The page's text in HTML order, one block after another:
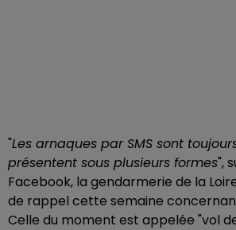
"Les arnaques par SMS sont
présentent sous plusieurs formes",
Facebook, la gendarmerie de la
de rappel cette semaine
Celle du moment est appelée "vol